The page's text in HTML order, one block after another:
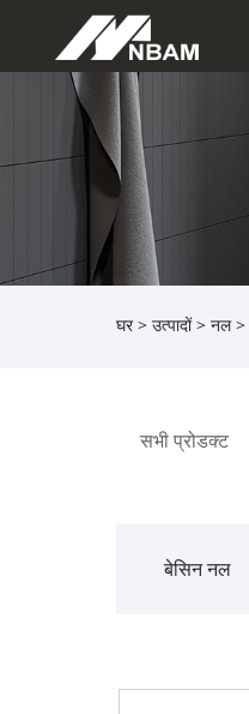
घर > उत्पादों> नल>
सभी प्रोडक्ट
बेसिन नल